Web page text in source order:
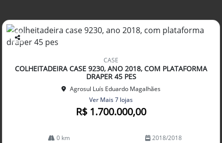
Co
arti
lhe
CASE
COLHEITADEIRA CASE 9230, ANO 2018, COM PLATAFORMA
DRAPER 45 PES
Agrosul Luís Eduardo Magalhães
Ver Mais 7 lojas
R$ 1.700.000,00
0 km 2018/2018